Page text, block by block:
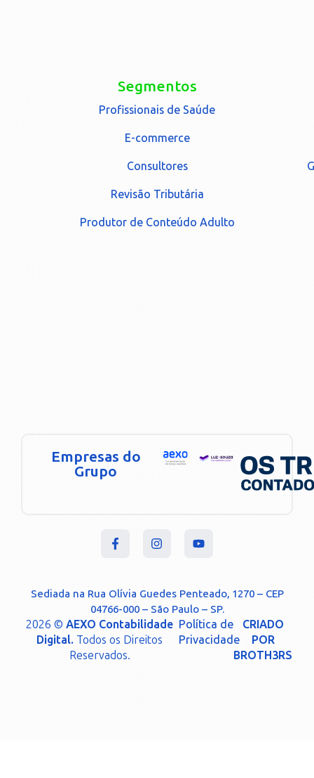
Segmentos
Profissionais de Saúde
E-commerce
Consultores
Revisão Tributária
Produtor de Conteúdo Adulto
Empresas do
Grupo
Sediada na Rua Olívia Guedes Penteado, 1270 – CEP
04766-000 – São Paulo – SP.
2026 ©AEXO Contabilidade
Digital. Todos os Direitos
Reservados.
Política de
Privacidade
CRIADO
POR
BROTH3RS